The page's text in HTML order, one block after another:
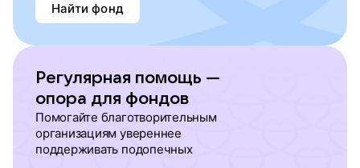
Найти фонд
Регулярная помощь —
опора для фондов
Помогайте благотворительным
организациям увереннее
поддерживать подопечных